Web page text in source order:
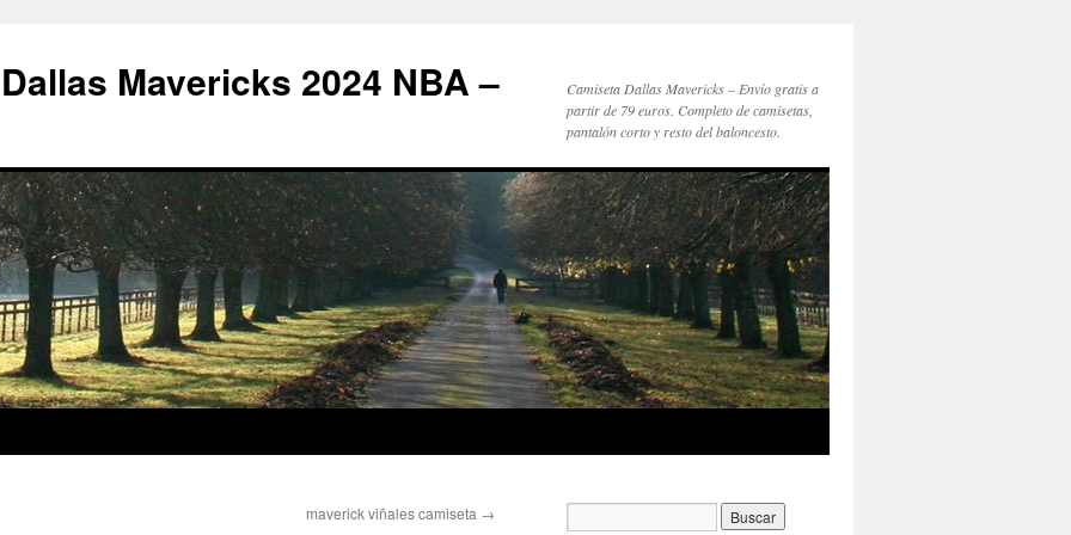
Mavericks 2024 NBA –
Camiseta Dallas Mavericks – Envío gratis a
partir de 79 euros. Completo de camisetas,
pantalón corto y resto del baloncesto.
maverick viñales camiseta →